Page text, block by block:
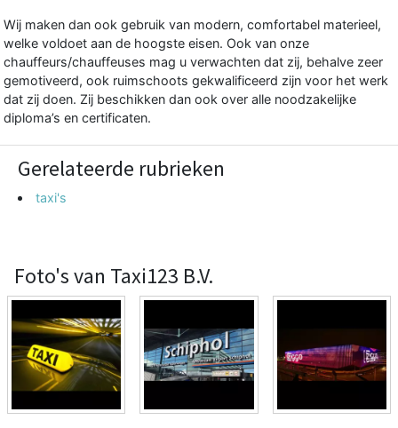
Wij maken dan ook gebruik van modern, comfortabel materieel,
welke voldoet aan de hoogste eisen. Ook van onze
chauffeurs/chauffeuses mag u verwachten dat zij, behalve zeer
gemotiveerd, ook ruimschoots gekwalificeerd zijn voor het werk
dat zij doen. Zij beschikken dan ook over alle noodzakelijke
diploma’s en certificaten.
Gerelateerde rubrieken
taxi's
Foto's van Taxi123 B.V.